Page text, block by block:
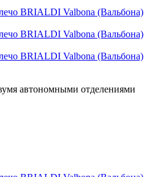
автономными отделениями